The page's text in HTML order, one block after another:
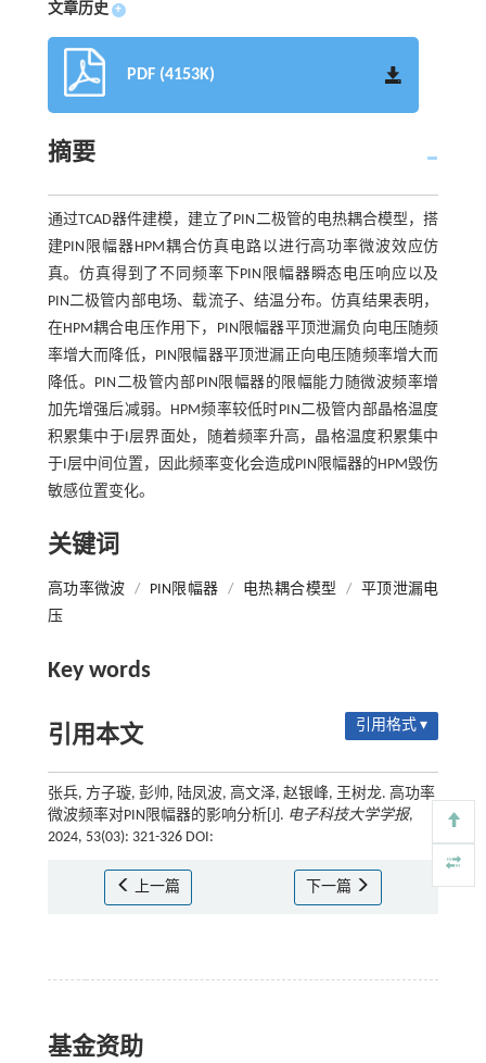
文章历史 +
PDF (4153K)
摘要
通过TCAD器件建模，建立了PIN二极管的电热耦合模型，搭
建PIN限幅器HPM耦合仿真电路以进行高功率微波效应仿
真。仿真得到了不同频率下PIN限幅器瞬态电压响应以及
PIN二极管内部电场、载流子、结温分布。仿真结果表明，
在HPM耦合电压作用下，PIN限幅器平顶泄漏负向电压随频
率增大而降低，PIN限幅器平顶泄漏正向电压随频率增大而
降低。PIN二极管内部PIN限幅器的限幅能力随微波频率增
加先增强后减弱。HPM频率较低时PIN二极管内部晶格温度
积累集中于I层界面处，随着频率升高，晶格温度积累集中
于I层中间位置，因此频率变化会造成PIN限幅器的HPM毁伤
敏感位置变化。
关键词
高功率微波 / PIN限幅器 / 电热耦合模型 / 平顶泄漏电
压
Key words
引用本文 引用格式 ▾
张兵, 方子璇, 彭帅, 陆凤波, 高文泽, 赵银峰, 王树龙. 高功率
微波频率对PIN限幅器的影响分析[J]. 电子科技大学学报,
2024, 53(03): 321-326 DOI:
上一篇 下一篇
基金资助